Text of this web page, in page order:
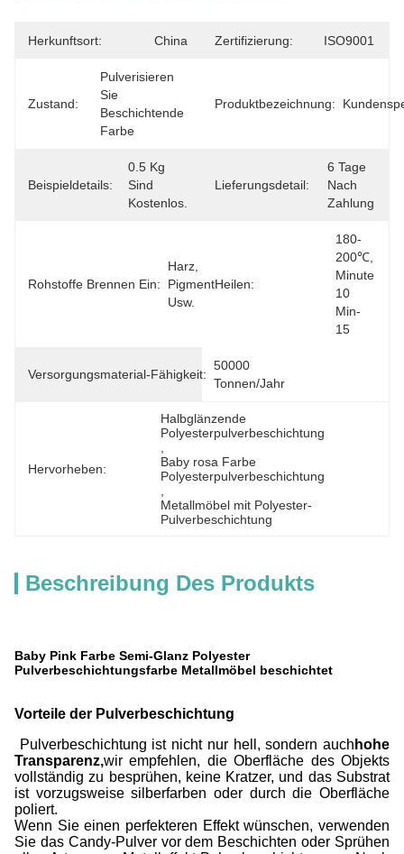
Herkunftsort: China Zertifizierung: ISO9001
Zustand:
Pulverisieren
Sie
Beschichtende
Farbe
Produktbezeichnung:
Beispieldetails:
0.5 Kg
Sind
Kostenlos.
Lieferungsdetail:
6 Tage
Nach
Zahlung
Rohstoffe Brennen Ein:
Harz,
Pigment
Usw.
Heilen:
180-
200℃,
Minute
10
Min-
15
Versorgungsmaterial-Fähigkeit:
50000
Tonnen/Jahr
Hervorheben:
Halbglänzende
Polyesterpulverbeschichtung
Baby rosa Farbe
Polyesterpulverbeschichtung
Metallmöbel mit Polyester-
Pulverbeschichtung
Beschreibung Des Produkts
Baby Pink Farbe Semi-Glanz Polyester
Pulverbeschichtungsfarbe Metallmöbel beschichtet
Vorteile der Pulverbeschichtung
Pulverbeschichtung ist nicht nur hell, sondern auch hohe
Transparenz,wir empfehlen, die Oberfläche des Objekts
vollständig zu besprühen, keine Kratzer, und das Substrat
ist vorzugsweise silberfarben oder durch die Oberfläche
poliert.
Wenn Sie einen perfekteren Effekt wünschen, verwenden
Sie das Candy-Pulver vor dem Beschichten oder Sprühen